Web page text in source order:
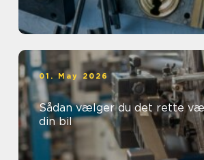
01. May 2026
Sådan vælger du det rette
din bil